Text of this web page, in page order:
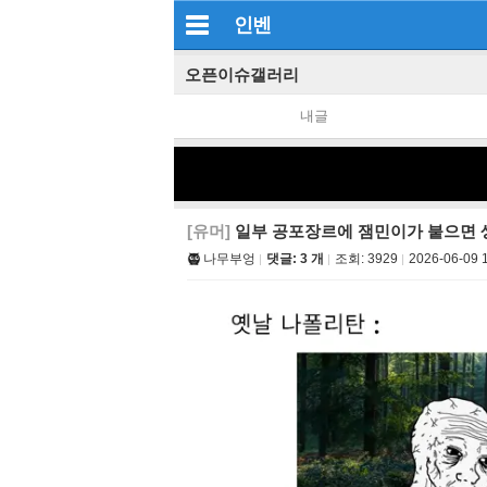
인벤
오픈이슈갤러리
내글
[유머] 일부 공포장르에 잼민이가 붙으면
나무부엉 댓글: 3 개 조회: 3929 2026-06-09